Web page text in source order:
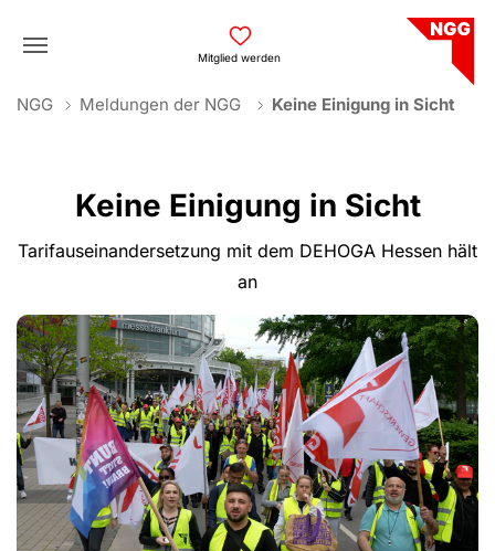
Mitglied werden
You are here:
NGG Meldungen der NGG Keine Einigung in Sicht
Keine Einigung in Sicht
Tarifauseinandersetzung mit dem DEHOGA Hessen hält
an